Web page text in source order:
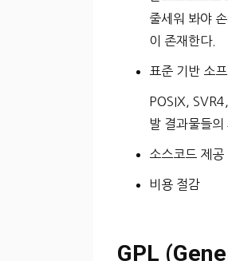
줄세워 봐야
이 존재한다.
표준 기반 소
POSIX,
발 결과물들의
소스코드 제공
비용 절감
GPL